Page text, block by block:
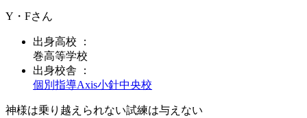
Y・Fさん
出身高校 ：
巻高等学校
出身校舎 ：
個別指導Axis小針中央校
神様は乗り越えられない試練は与えない